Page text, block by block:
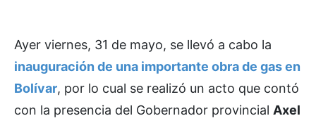
Ayer viernes, 31 de mayo, se llevó a cabo la
inauguración de una importante obra de gas en
Bolívar, por lo cual se realizó un acto que contó
con la presencia del Gobernador provincial Axel